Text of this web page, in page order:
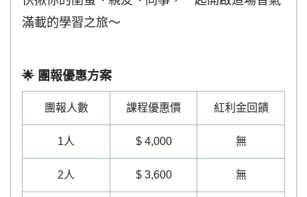
滿載的學習之旅～
🌟 團報優惠方案
團報人數 課程優惠價 紅利金回饋
1人 $ 4,000 無
2人 $ 3,600 無